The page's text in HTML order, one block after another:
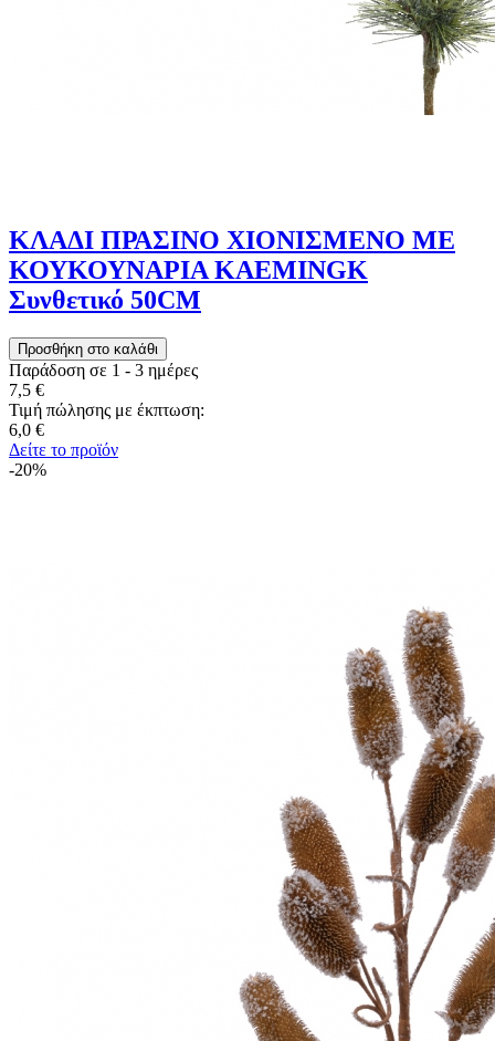
ΚΛΑΔΙ ΠΡΑΣΙΝΟ ΧΙΟΝΙΣΜΕΝΟ ΜΕ
ΚΟΥΚΟΥΝΑΡΙΑ KAEMINGK
Συνθετικό 50CM
Παράδοση σε 1 - 3 ημέρες
7,5 €
Τιμή πώλησης με έκπτωση:
6,0 €
Δείτε το προϊόν
-20%